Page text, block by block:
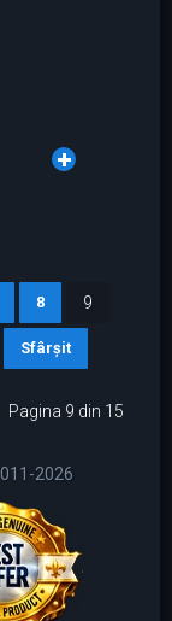
8 9
Sfârșit
Pagina 9 din 15
2026